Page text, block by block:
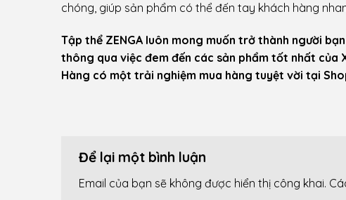
chóng, giúp sản phẩm có thể đến tay khách hàng
Tập thể ZENGA luôn mong muốn trở thành người
thông qua việc đem đến các sản phẩm tốt nhất của
Hàng có một trải nghiệm mua hàng tuyệt vời tại
Để lại một bình luận
Email của bạn sẽ không được hiển thị công khai.